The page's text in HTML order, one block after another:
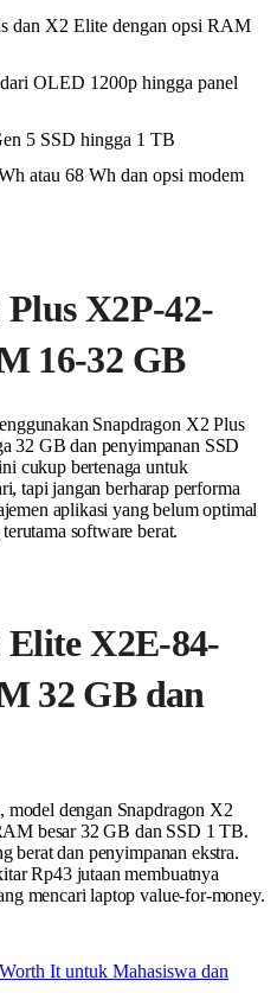
dan X2 Elite dengan opsi RAM
OLED 1200p hingga panel
5 SSD hingga 1 TB
atau 68 Wh dan opsi modem
X2P-42-
16-32 GB
Snapdragon X2 Plus
32 GB dan penyimpanan SSD
cukup bertenaga untuk
tapi jangan berharap performa
aplikasi yang belum optimal
software berat.
X2E-84-
32 GB dan
dengan Snapdragon X2
besar 32 GB dan SSD 1 TB.
berat dan penyimpanan ekstra.
Rp43 jutaan membuatnya
mencari laptop value-for-money.
It untuk Mahasiswa dan